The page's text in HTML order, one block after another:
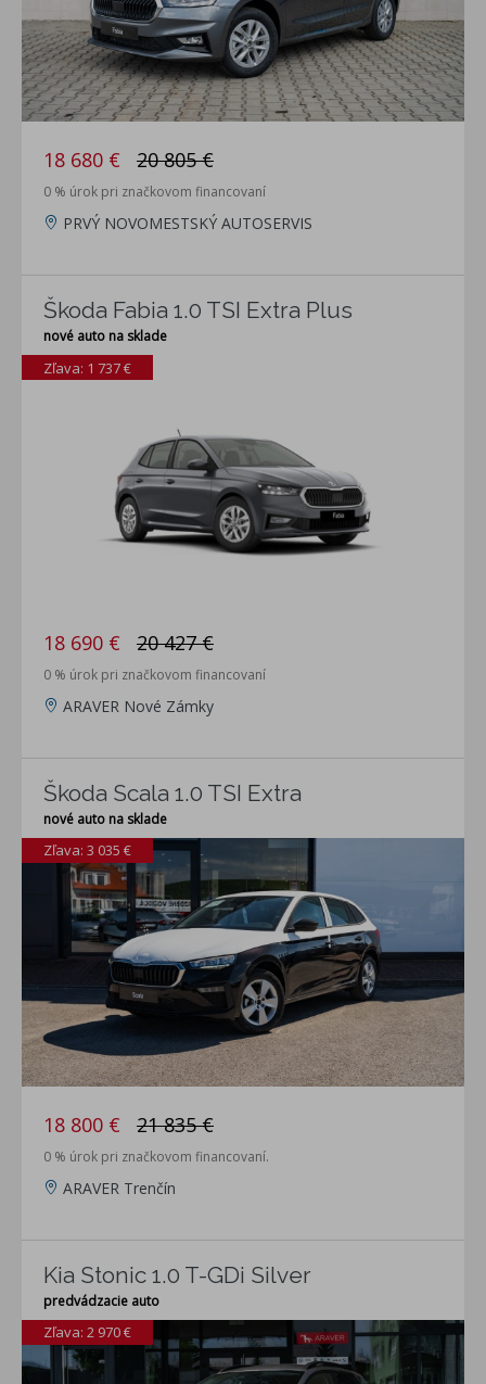
18 680 € 20 805 €
0 % úrok pri značkovom financovaní
PRVÝ NOVOMESTSKÝ AUTOSERVIS
Škoda Fabia 1.0 TSI Extra Plus
nové auto na sklade
Zľava: 1 737 €
18 690 € 20 427 €
0 % úrok pri značkovom financovaní
ARAVER Nové Zámky
Škoda Scala 1.0 TSI Extra
nové auto na sklade
Zľava: 3 035 €
18 800 € 21 835 €
0 % úrok pri značkovom financovaní.
ARAVER Trenčín
Kia Stonic 1.0 T-GDi Silver
predvádzacie auto
Zľava: 2 970 €